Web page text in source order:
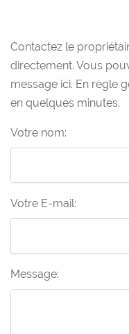
Contactez le
directement. Vous
message ici. En règle
en quelques minutes.
Votre nom:
Votre E-mail:
Message: